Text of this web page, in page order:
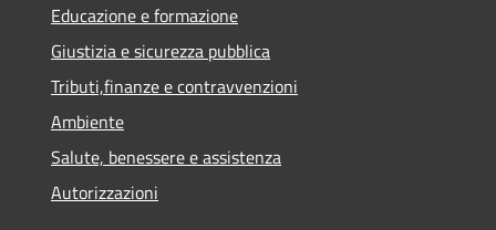
Educazione e formazione
Giustizia e sicurezza pubblica
Tributi,finanze e contravvenzioni
Ambiente
Salute, benessere e assistenza
Autorizzazioni